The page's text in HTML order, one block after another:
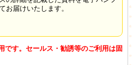
お届けいたします。
です。セールス・勧誘等のご利用は固